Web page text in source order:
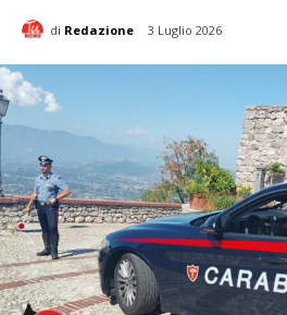
di Redazione 3 Luglio 2026